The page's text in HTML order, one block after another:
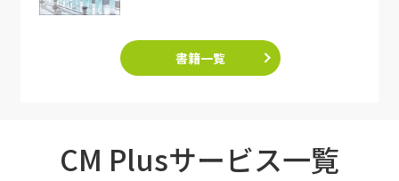
書籍一覧
CM Plusサービス一覧